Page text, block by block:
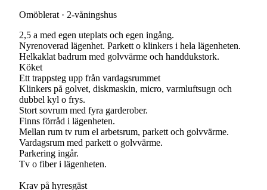
Omöblerat · 2-våningshus
2,5 a med egen uteplats och egen ingång.
Nyrenoverad lägenhet. Parkett o klinkers i hela lägenheten.
Helkaklat badrum med golvvärme och handdukstork.
Köket
Ett trappsteg upp från vardagsrummet
Klinkers på golvet, diskmaskin, micro, varmluftsugn och
dubbel kyl o frys.
Stort sovrum med fyra garderober.
Finns förråd i lägenheten.
Mellan rum tv rum el arbetsrum, parkett och golvvärme.
Vardagsrum med parkett o golvvärme.
Parkering ingår.
Tv o fiber i lägenheten.
Krav på hyresgäst